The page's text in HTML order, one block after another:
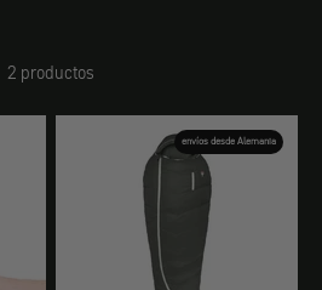
2 productos
envíos desde Alemania